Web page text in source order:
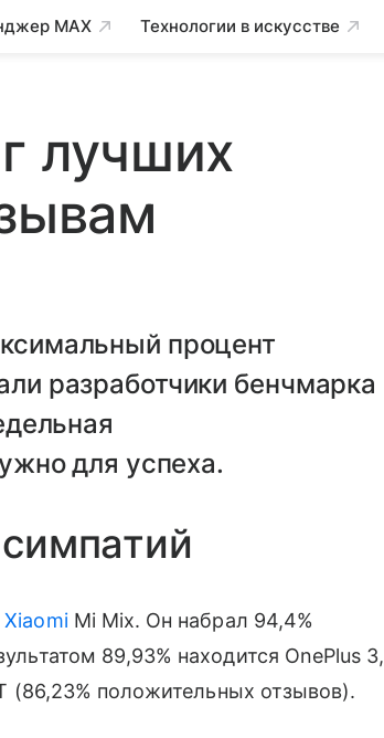
MAX Технологии в искусстве
лучших
процент
разработчики бенчмарка
для успеха.
Mi Mix. Он набрал 94,4%
89,93% находится OnePlus 3,
(86,23% положительных отзывов).